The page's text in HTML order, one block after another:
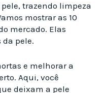
trazendo limpeza
mostrar as 10
mercado. Elas
pele.
e melhorar a
Aqui, você
deixam a pele